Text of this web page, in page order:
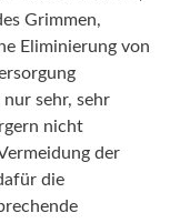
Grimmen,
Eliminierung von
sehr, sehr
nicht
der
die